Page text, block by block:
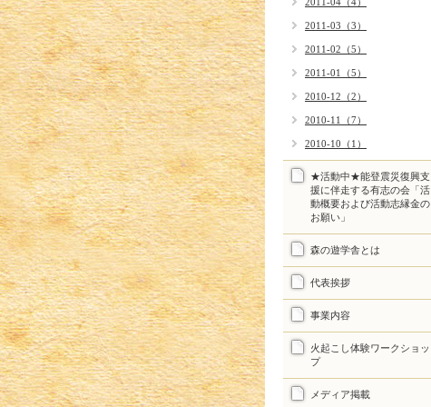
2011-03（3）
2011-02（5）
2011-01（5）
2010-12（2）
2010-11（7）
2010-10（1）
★活動中★能登震災復興支
援に伴走する有志の会「活
動概要および活動志縁金の
お願い」
森の遊学舎とは
代表挨拶
事業内容
火起こし体験ワークショッ
プ
メディア掲載